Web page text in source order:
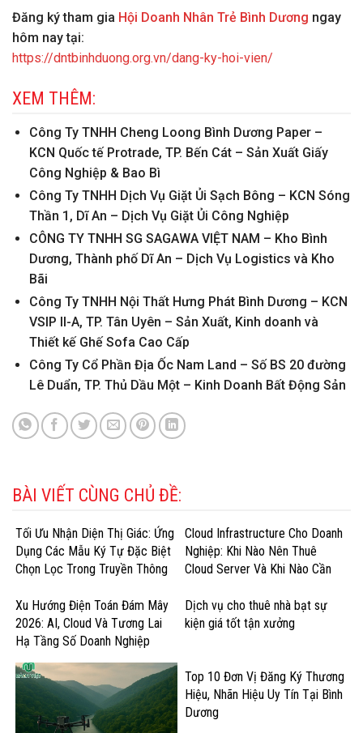
Đăng ký tham gia Hội Doanh Nhân Trẻ Bình Dương ngay
hôm nay tại:
https://dntbinhduong.org.vn/dang-ky-hoi-vien/
XEM THÊM:
Công Ty TNHH Cheng Loong Bình Dương Paper –
KCN Quốc tế Protrade, TP. Bến Cát – Sản Xuất Giấy
Công Nghiệp & Bao Bì
Công Ty TNHH Dịch Vụ Giặt Ủi Sạch Bông – KCN Sóng
Thần 1, Dĩ An – Dịch Vụ Giặt Ủi Công Nghiệp
CÔNG TY TNHH SG SAGAWA VIỆT NAM – Kho Bình
Dương, Thành phố Dĩ An – Dịch Vụ Logistics và Kho
Bãi
Công Ty TNHH Nội Thất Hưng Phát Bình Dương – KCN
VSIP II-A, TP. Tân Uyên – Sản Xuất, Kinh doanh và
Thiết kế Ghế Sofa Cao Cấp
Công Ty Cổ Phần Địa Ốc Nam Land – Số BS 20 đường
Lê Duẩn, TP. Thủ Dầu Một – Kinh Doanh Bất Động Sản
BÀI VIẾT CÙNG CHỦ ĐỀ:
Tối Ưu Nhận Diện Thị Giác: Ứng
Dụng Các Mẫu Ký Tự Đặc Biệt
Chọn Lọc Trong Truyền Thông
Cloud Infrastructure Cho Doanh
Nghiệp: Khi Nào Nên Thuê
Cloud Server Và Khi Nào Cần
Xu Hướng Điện Toán Đám Mây
2026: AI, Cloud Và Tương Lai
Hạ Tầng Số Doanh Nghiệp
Dịch vụ cho thuê nhà bạt sự
kiện giá tốt tận xưởng
Top 10 Đơn Vị Đăng Ký Thương
Hiệu, Nhãn Hiệu Uy Tín Tại Bình
Dương